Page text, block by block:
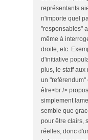
représentants
n'importe quel
"responsables"
même à
droite, etc.
d'initiative
plus, le staff aux
un
être<br />
simplement
semble que
pour être clairs,
réelles, donc